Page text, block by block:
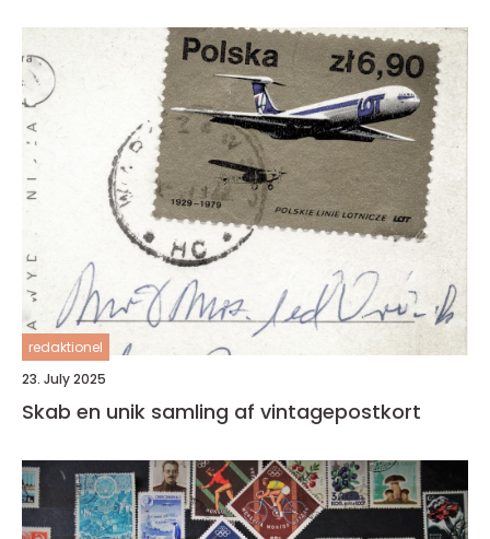
redaktionel
23. July 2025
Skab en unik samling af vintagepostkort